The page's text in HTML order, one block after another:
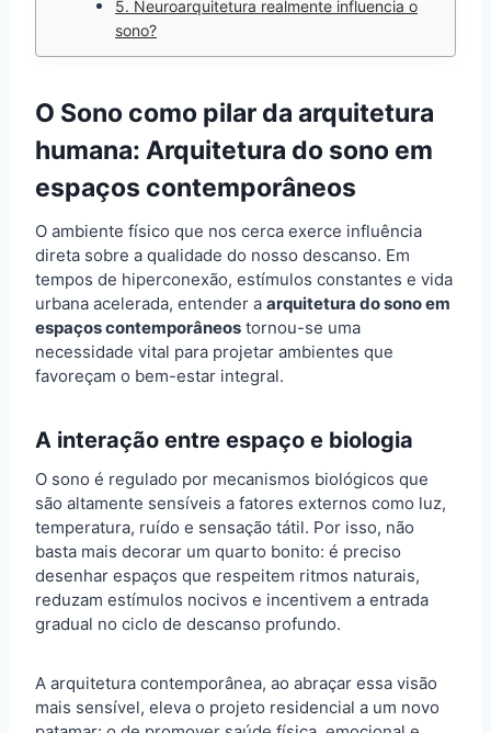
5. Neuroarquitetura realmente influencia o
sono?
O Sono como pilar da arquitetura
humana: Arquitetura do sono em
espaços contemporâneos
O ambiente físico que nos cerca exerce influência
direta sobre a qualidade do nosso descanso. Em
tempos de hiperconexão, estímulos constantes e vida
urbana acelerada, entender a arquitetura do sono em
espaços contemporâneos tornou-se uma
necessidade vital para projetar ambientes que
favoreçam o bem-estar integral.
A interação entre espaço e biologia
O sono é regulado por mecanismos biológicos que
são altamente sensíveis a fatores externos como luz,
temperatura, ruído e sensação tátil. Por isso, não
basta mais decorar um quarto bonito: é preciso
desenhar espaços que respeitem ritmos naturais,
reduzam estímulos nocivos e incentivem a entrada
gradual no ciclo de descanso profundo.
A arquitetura contemporânea, ao abraçar essa visão
mais sensível, eleva o projeto residencial a um novo